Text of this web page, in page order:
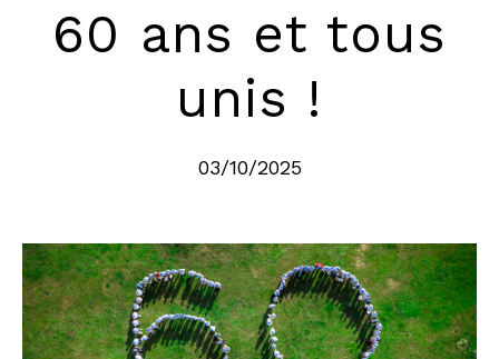
60 ans et tous
unis !
03/10/2025